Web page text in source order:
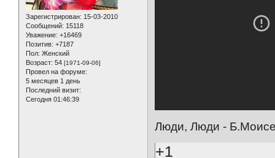
Зарегистрирован: 15-03-2010
Сообщений: 15118
Уважение: +16469
Позитив: +7187
Пол: Женский
Возраст: 54 [1971-09-06]
Провел на форуме:
5 месяцев 1 день
Последний визит:
Сегодня 01:46:39
Люди, Люди -
+1